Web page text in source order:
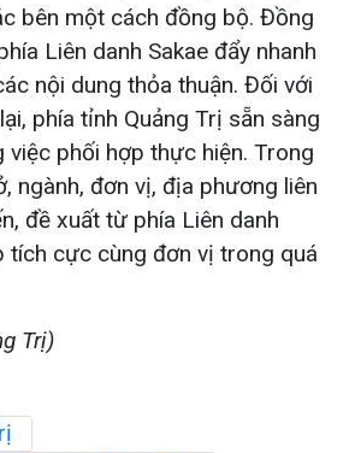
bên một cách đồng bộ. Đồng
Liên danh Sakae đẩy nhanh
nội dung thỏa thuận. Đối với
phía tỉnh Quảng Trị sẵn sàng
phối hợp thực hiện. Trong
ngành, đơn vị, địa phương liên
đề xuất từ phía Liên danh
tích cực cùng đơn vị trong quá
Trị)